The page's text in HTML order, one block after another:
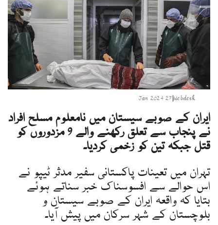
Webdesk
|
27 Jan 2024
ایران کے صوبے سیستان میں نامعلوم مسلح افراد
نے پنجاب سے تعلق رکھنے والے 9 مزدوروں کو
قتل جبکہ تین کو زخمی کردیا۔
تہران میں تعینات پاکستانی سفیر مدثر ٹیپو نے
اس حوالے سے افسوسناک خبر سناتے ہوئے
بتایا کہ واقعہ ایران کے صوبے سیستان و
بلوچستان کے شہر سرکان میں پیش آیا۔